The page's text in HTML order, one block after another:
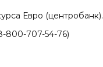
Евро (центробанк).
800-707-54-76)